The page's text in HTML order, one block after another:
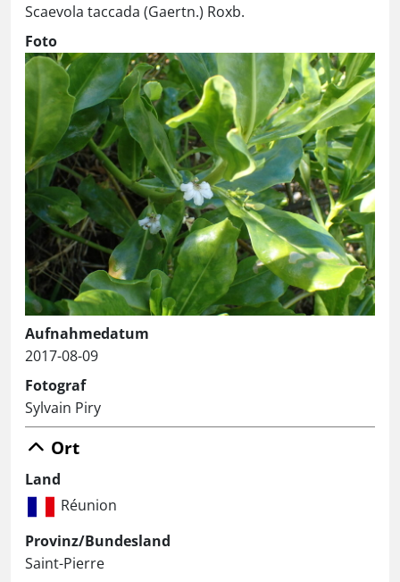
Scaevola taccada (Gaertn.) Roxb.
Foto
Aufnahmedatum
2017-08-09
Fotograf
Sylvain Piry
Ort
Land
Réunion
Provinz/Bundesland
Saint-Pierre